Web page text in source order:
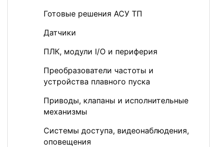
Готовые решения АСУ ТП
Датчики
ПЛК, модули I/O и периферия
Преобразователи частоты и
устройства плавного пуска
Приводы, клапаны и исполнительные
механизмы
Системы доступа, видеонаблюдения,
оповещения